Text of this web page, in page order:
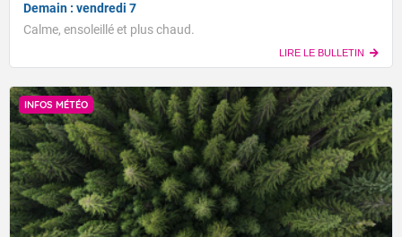
Demain : vendredi 7
Calme, ensoleillé et plus chaud.
LIRE LE BULLETIN
INFOS MÉTÉO